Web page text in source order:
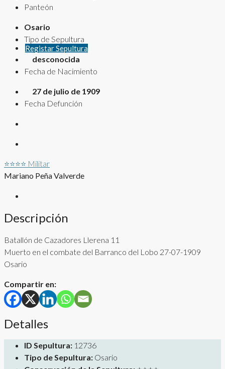
Registar Sepultura
Panteón
Osario
Tipo de Sepultura
desconocida
Fecha de Nacimiento
27 de julio de 1909
Fecha Defunción
⭐⭐⭐⭐ Militar
Mariano Peña Valverde
Descripción
Batallón de Cazadores Llerena 11
Muerto en el combate del Barranco del Lobo 27-07-1909
Osario
Compartir en:
Detalles
ID Sepultura: 12736
Tipo de Sepultura: Osario